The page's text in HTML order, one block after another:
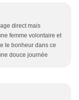
direct mais
femme volontaire et
le bonheur dans ce
douce journée